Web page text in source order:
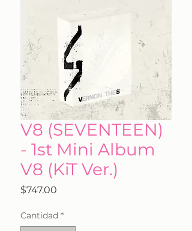
V8 (SEVENTEEN)
- 1st Mini Album
V8 (KiT Ver.)
$747.00
Cantidad *